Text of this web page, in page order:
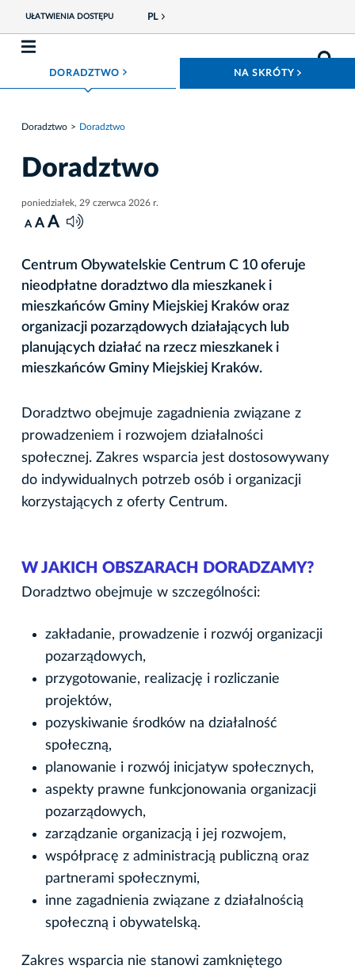
UŁATWIENIA DOSTĘPU PL
DORADZTWO ROZWIŃ MENU NA SKRÓTY
Doradztwo Doradztwo
Doradztwo
poniedziałek, 29 czerwca 2026 r.
A A A
Centrum Obywatelskie Centrum C 10 oferuje
nieodpłatne doradztwo dla mieszkanek i
mieszkańców Gminy Miejskiej Kraków oraz
organizacji pozarządowych działających lub
planujących działać na rzecz mieszkanek i
mieszkańców Gminy Miejskiej Kraków.
Doradztwo obejmuje zagadnienia związane z
prowadzeniem i rozwojem działalności
społecznej. Zakres wsparcia jest dostosowywany
do indywidualnych potrzeb osób i organizacji
korzystających z oferty Centrum.
W JAKICH OBSZARACH DORADZAMY?
Doradztwo obejmuje w szczególności:
zakładanie, prowadzenie i rozwój organizacji
pozarządowych,
przygotowanie, realizację i rozliczanie
projektów,
pozyskiwanie środków na działalność
społeczną,
planowanie i rozwój inicjatyw społecznych,
aspekty prawne funkcjonowania organizacji
pozarządowych,
zarządzanie organizacją i jej rozwojem,
współpracę z administracją publiczną oraz
partnerami społecznymi,
inne zagadnienia związane z działalnością
społeczną i obywatelską.
Zakres wsparcia nie stanowi zamkniętego